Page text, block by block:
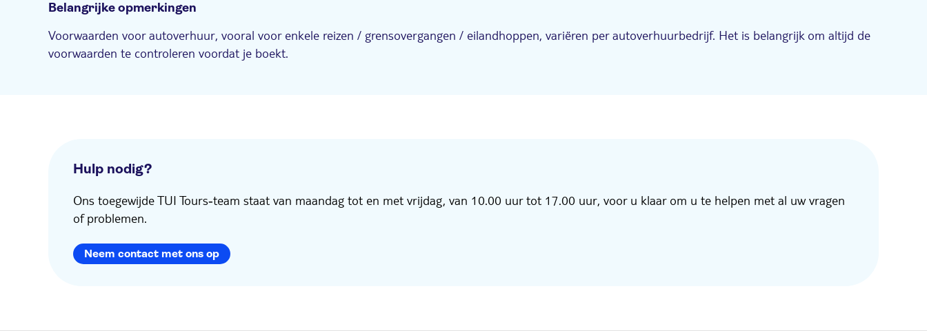
Belangrijke opmerkingen
Voorwaarden voor autoverhuur, vooral voor enkele reizen / grensovergangen / eilandhoppen, variëren per autoverhuurbedrijf. Het is belangrijk om altijd de
voorwaarden te controleren voordat je boekt.
Hulp nodig?
Ons toegewijde TUI Tours‑team staat van maandag tot en met vrijdag, van 10.00 uur tot 17.00 uur, voor u klaar om u te helpen met al uw vragen
of problemen.
Neem contact met ons op